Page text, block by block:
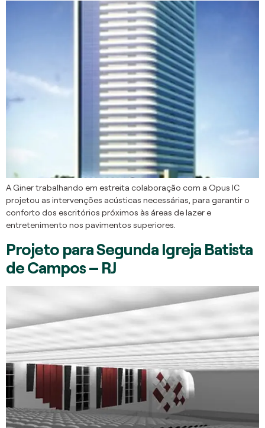
A Giner trabalhando em estreita colaboração com a Opus IC
projetou as intervenções acústicas necessárias, para garantir o
conforto dos escritórios próximos às áreas de lazer e
entretenimento nos pavimentos superiores.
Projeto para Segunda Igreja Batista
de Campos – RJ